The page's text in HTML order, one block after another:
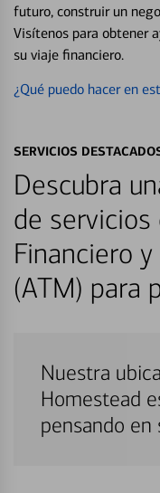
futuro, construir un
Visítenos para obtener
su viaje financiero.
¿Qué puedo hacer en
SERVICIOS
Descubra
de
Financiero
(ATM) para
Nuestra
Homestead
pensando en